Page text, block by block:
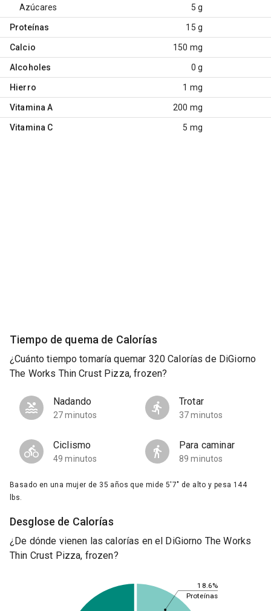
Azúcares 5 g
Proteínas 15 g
Calcio 150 mg
Alcoholes 0 g
Hierro 1 mg
Vitamina A 200 mg
Vitamina C 5 mg
Tiempo de quema de Calorías
¿Cuánto tiempo tomaría quemar 320 Calorías de DiGiorno
The Works Thin Crust Pizza, frozen?
Nadando
27 minutos
Trotar
37 minutos
Ciclismo
49 minutos
Para caminar
89 minutos
Basado en una mujer de 35 años que mide 5'7" de alto y pesa 144
lbs.
Desglose de Calorías
¿De dónde vienen las calorías en el DiGiorno The Works
Thin Crust Pizza, frozen?
18.6%
Proteínas